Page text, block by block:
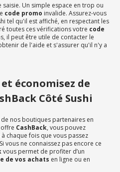
Un simple espace en trop ou
code promo invalide. Assurez-vous
tel qu'il est affiché, en respectant les
toutes ces vérifications votre code
il peut être utile de contacter le
de l'aide et s'assurer qu'il n'y a
économisez de
Côté Sushi
de nos boutiques partenaires en
CashBack, vous pouvez
à chaque fois que vous passez
vous ne connaissez pas encore ce
vous permet de profiter d’un
de vos achats en ligne ou en